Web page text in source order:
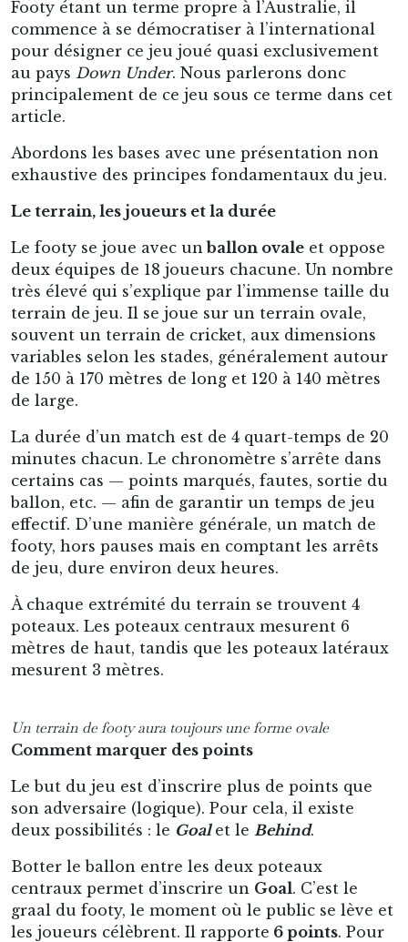
Footy étant un terme propre à l’Australie, il
commence à se démocratiser à l’international
pour désigner ce jeu joué quasi exclusivement
au pays Down Under. Nous parlerons donc
principalement de ce jeu sous ce terme dans cet
article.
Abordons les bases avec une présentation non
exhaustive des principes fondamentaux du jeu.
Le terrain, les joueurs et la durée
Le footy se joue avec un ballon ovale et oppose
deux équipes de 18 joueurs chacune. Un nombre
très élevé qui s’explique par l’immense taille du
terrain de jeu. Il se joue sur un terrain ovale,
souvent un terrain de cricket, aux dimensions
variables selon les stades, généralement autour
de 150 à 170 mètres de long et 120 à 140 mètres
de large.
La durée d’un match est de 4 quart-temps de 20
minutes chacun. Le chronomètre s’arrête dans
certains cas — points marqués, fautes, sortie du
ballon, etc. — afin de garantir un temps de jeu
effectif. D’une manière générale, un match de
footy, hors pauses mais en comptant les arrêts
de jeu, dure environ deux heures.
À chaque extrémité du terrain se trouvent 4
poteaux. Les poteaux centraux mesurent 6
mètres de haut, tandis que les poteaux latéraux
mesurent 3 mètres.
Un terrain de footy aura toujours une forme ovale
Comment marquer des points
Le but du jeu est d’inscrire plus de points que
son adversaire (logique). Pour cela, il existe
deux possibilités : le Goal et le Behind.
Botter le ballon entre les deux poteaux
centraux permet d’inscrire un Goal. C’est le
graal du footy, le moment où le public se lève et
les joueurs célèbrent. Il rapporte 6 points. Pour